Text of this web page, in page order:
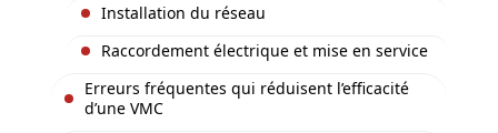
Installation du réseau
Raccordement électrique et mise en service
Erreurs fréquentes qui réduisent l’efficacité
d’une VMC